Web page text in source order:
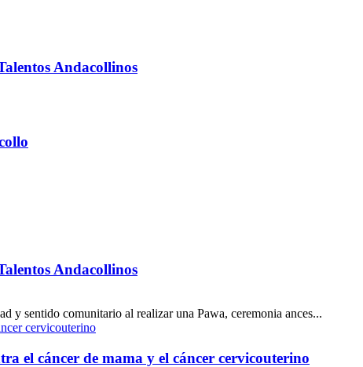
Andacollinos
Andacollinos
y sentido comunitario al realizar una Pawa, ceremonia ances...
el cáncer de mama y el cáncer cervicouterino